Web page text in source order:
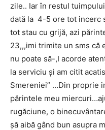
zile.. Iar în restul
dată la 4-5 ore tot incerc
tot stau cu grijă, azi
23,,,imi trimite un sms că
nu poate să-,I acorde
la serviciu şi am citit
Smereniei” …Din proprie
părintele meu
rugăciune, o
şă aibă gând bun asupra